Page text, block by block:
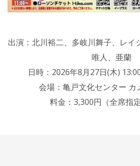
出演：北川裕二、多岐川舞子、レイ
唯人、亜蘭
日時：2026年8月27日(木)
会場：亀戸文化センター カ
料金：3,300円（全席指